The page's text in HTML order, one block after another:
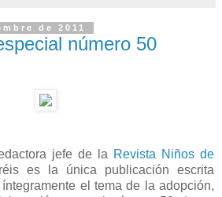
de 2011
número 50
jefe de la Revista Niños de
es la única publicación escrita
el tema de la adopción,